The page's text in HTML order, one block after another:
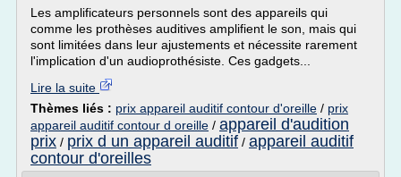
Les amplificateurs personnels sont des appareils qui
comme les prothèses auditives amplifient le son, mais qui
sont limitées dans leur ajustements et nécessite rarement
l'implication d'un audioprothésiste. Ces gadgets...
Lire la suite
Thèmes liés : prix appareil auditif contour d'oreille / prix
appareil auditif contour d oreille / appareil d'audition
prix / prix d un appareil auditif / appareil auditif
contour d'oreilles